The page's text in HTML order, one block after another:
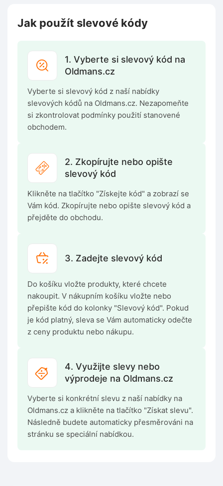
Jak použít slevové kódy
1. Vyberte si slevový kód na
Oldmans.cz
Vyberte si slevový kód z naší nabídky
slevových kódů na Oldmans.cz. Nezapomeňte
si zkontrolovat podmínky použití stanovené
obchodem.
2. Zkopírujte nebo opište
slevový kód
Klikněte na tlačítko "Získejte kód" a zobrazí se
Vám kód. Zkopírujte nebo opište slevový kód a
přejděte do obchodu.
3. Zadejte slevový kód
Do košíku vložte produkty, které chcete
nakoupit. V nákupním košíku vložte nebo
přepište kód do kolonky "Slevový kód". Pokud
je kód platný, sleva se Vám automaticky odečte
z ceny produktu nebo nákupu.
4. Využijte slevy nebo
výprodeje na Oldmans.cz
Vyberte si konkrétní slevu z naší nabídky na
Oldmans.cz a klikněte na tlačítko "Získat slevu".
Následně budete automaticky přesměrováni na
stránku se speciální nabídkou.